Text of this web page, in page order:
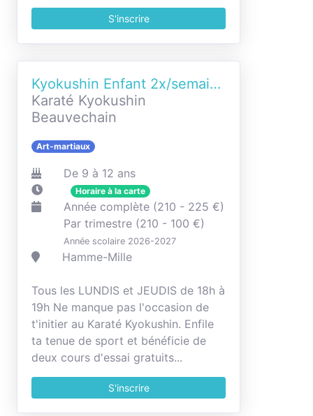
S'inscrire
Kyokushin Enfant 2x/semaine
Karaté Kyokushin
Beauvechain
Art-martiaux
De 9 à 12 ans
Horaire à la carte
Année complète (210 - 225 €)
Par trimestre (210 - 100 €)
Année scolaire 2026-2027
Hamme-Mille
Tous les LUNDIS et JEUDIS de 18h à
19h Ne manque pas l'occasion de
t'initier au Karaté Kyokushin. Enfile
ta tenue de sport et bénéficie de
deux cours d'essai gratuits...
S'inscrire